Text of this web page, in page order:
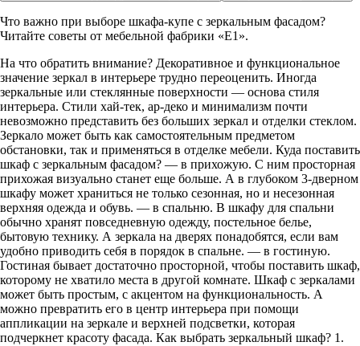
Что важно при выборе шкафа-купе с зеркальным фасадом?
Читайте советы от мебельной фабрики «Е1».
На что обратить внимание? Декоративное и функциональное
значение зеркал в интерьере трудно переоценить. Иногда
зеркальные или стеклянные поверхности — основа стиля
интерьера. Стили хай-тек, ар-деко и минимализм почти
невозможно представить без больших зеркал и отделки стеклом.
Зеркало может быть как самостоятельным предметом
обстановки, так и применяться в отделке мебели. Куда поставить
шкаф с зеркальным фасадом? — в прихожую. С ним просторная
прихожая визуально станет еще больше. А в глубоком 3-дверном
шкафу может храниться не только сезонная, но и несезонная
верхняя одежда и обувь. — в спальню. В шкафу для спальни
обычно хранят повседневную одежду, постельное белье,
бытовую технику. А зеркала на дверях понадобятся, если вам
удобно приводить себя в порядок в спальне. — в гостиную.
Гостиная бывает достаточно просторной, чтобы поставить шкаф,
которому не хватило места в другой комнате. Шкаф с зеркалами
может быть простым, с акцентом на функциональность. А
можно превратить его в центр интерьера при помощи
аппликации на зеркале и верхней подсветки, которая
подчеркнет красоту фасада. Как выбрать зеркальный шкаф? 1.